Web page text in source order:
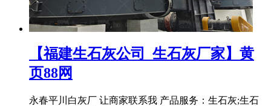
【福建生石灰公司_生石灰厂家】黄
页88网
永春平川白灰厂 让商家联系我 产品服务：生石灰;生石